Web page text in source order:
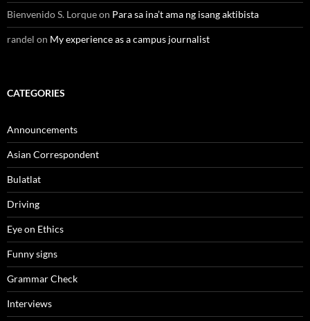
Bienvenido S. Lorqueon Para sa ina’t ama ng isang aktibista
randel on My experience as a campus journalist
CATEGORIES
Announcements
Asian Correspondent
Bulatlat
Driving
Eye on Ethics
Funny signs
Grammar Check
Interviews